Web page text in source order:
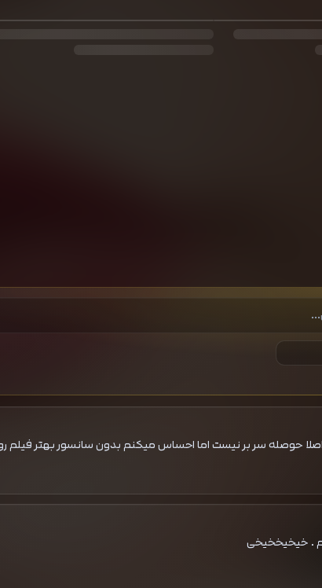
حوصله سر بر نیست اما احساس میکنم بدون سانسور بهتر فیلم
. خیخیخخیخی